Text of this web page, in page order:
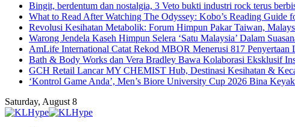
Bingit, berdentum dan nostalgia, 3 Veto bukti industri rock terus
What to Read After Watching The Odyssey: Kobo’s Reading
Revolusi Kesihatan Metabolik: Forum Himpun Pakar Taiwan,
Warong Jendela Kaseh Himpun Selera ‘Satu Malaysia’ Dalam
AmLife International Catat Rekod MBOR Menerusi 817 Penyertaan
Bath & Body Works dan Vera Bradley Bawa Kolaborasi Eksklusif
GCH Retail Lancar MY CHEMIST Hub, Destinasi Kesihatan &
‘Kontrol Game Anda’, Men’s Biore University Cup 2026 Bina
Saturday, August 8